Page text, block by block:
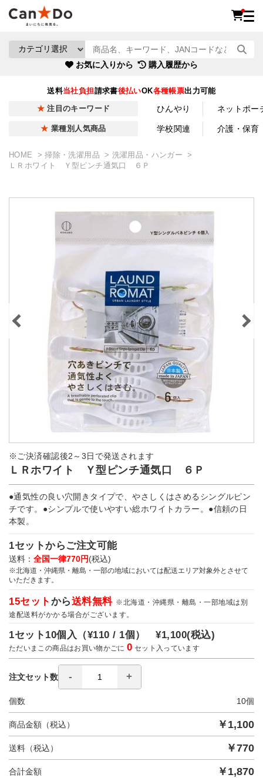
お気に入りから 購入履歴から
送料当社負担請求書後払いOK各種帳票出力可能
注目のキーワード ひんやり ネットポー
業種別人気商品 学校関連 介護・保育
HOME 掃除・洗濯用品
洗濯用品・ハンガー
ＬＲホワイト Ｙ型ピンチ通気口 ６Ｐ
※ご決済確認後2～3日で発送されます
ＬＲホワイト Ｙ型ピンチ通気口 ６Ｐ
●通気性の良い穴開きタイプで、やさしくはさめるシングルピン
チです。●シンプルで使いやすい総ホワイトカラー。●信頼の日
本製。
1セットからご注文可能
送料： 全国一律770円(税込)
※北海道・沖縄県・離島・一部の地域においては配送エリア対象外とさせて
いただきます。
15セット から送料無料 ※北海道・沖縄県・離島・一部地域は別
途配送料がかかる場合がございます。
1セット10個入（¥110 / 1個）¥1,100(税込)
ただいまこの商品はお買い物かごに0 セット入っています
注文セット数
個数 10個
商品金額（税込） ￥ 1,100
送料（税込） ￥770
合計金額 ￥ 1,870